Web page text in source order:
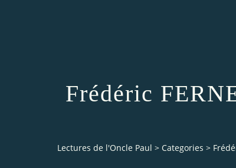
Frédéric
Lectures de l'Oncle Paul > Categories >